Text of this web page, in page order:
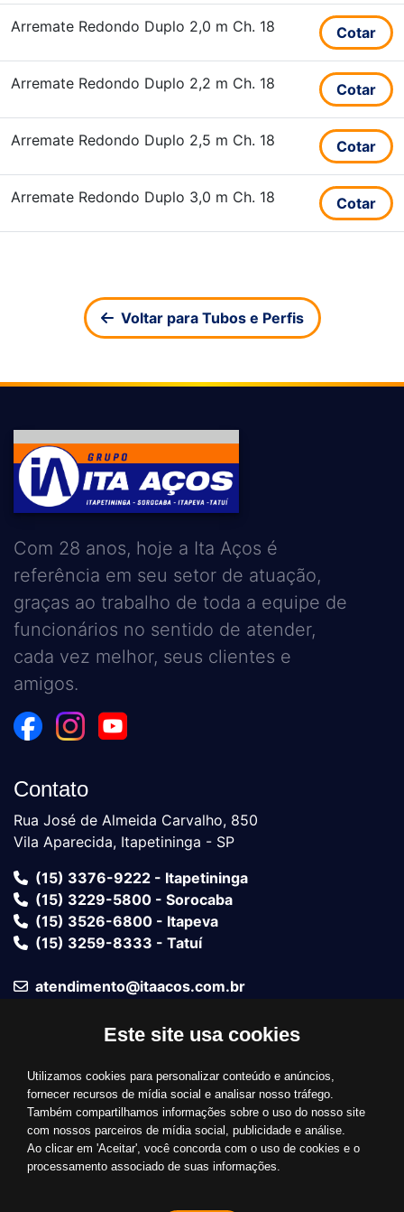
Arremate Redondo Duplo 2,0 m Ch. 18 Cotar
Arremate Redondo Duplo 2,2 m Ch. 18 Cotar
Arremate Redondo Duplo 2,5 m Ch. 18 Cotar
Arremate Redondo Duplo 3,0 m Ch. 18 Cotar
Voltar para Tubos e Perfis
Com 28 anos, hoje a Ita Aços é
referência em seu setor de atuação,
graças ao trabalho de toda a equipe de
funcionários no sentido de atender,
cada vez melhor, seus clientes e
amigos.
Contato
Rua José de Almeida Carvalho, 850
Vila Aparecida, Itapetininga - SP
(15) 3376-9222 - Itapetininga
(15) 3229-5800 - Sorocaba
(15) 3526-6800 - Itapeva
(15) 3259-8333 - Tatuí
atendimento@itaacos.com.br
Fale com um vendedor
Bandeiras Aceitas
Este site usa cookies
Utilizamos cookies para personalizar conteúdo e anúncios,
fornecer recursos de mídia social e analisar nosso tráfego.
Também compartilhamos informações sobre o uso do nosso site
com nossos parceiros de mídia social, publicidade e análise.
Ao clicar em 'Aceitar', você concorda com o uso de cookies e o
processamento associado de suas informações.